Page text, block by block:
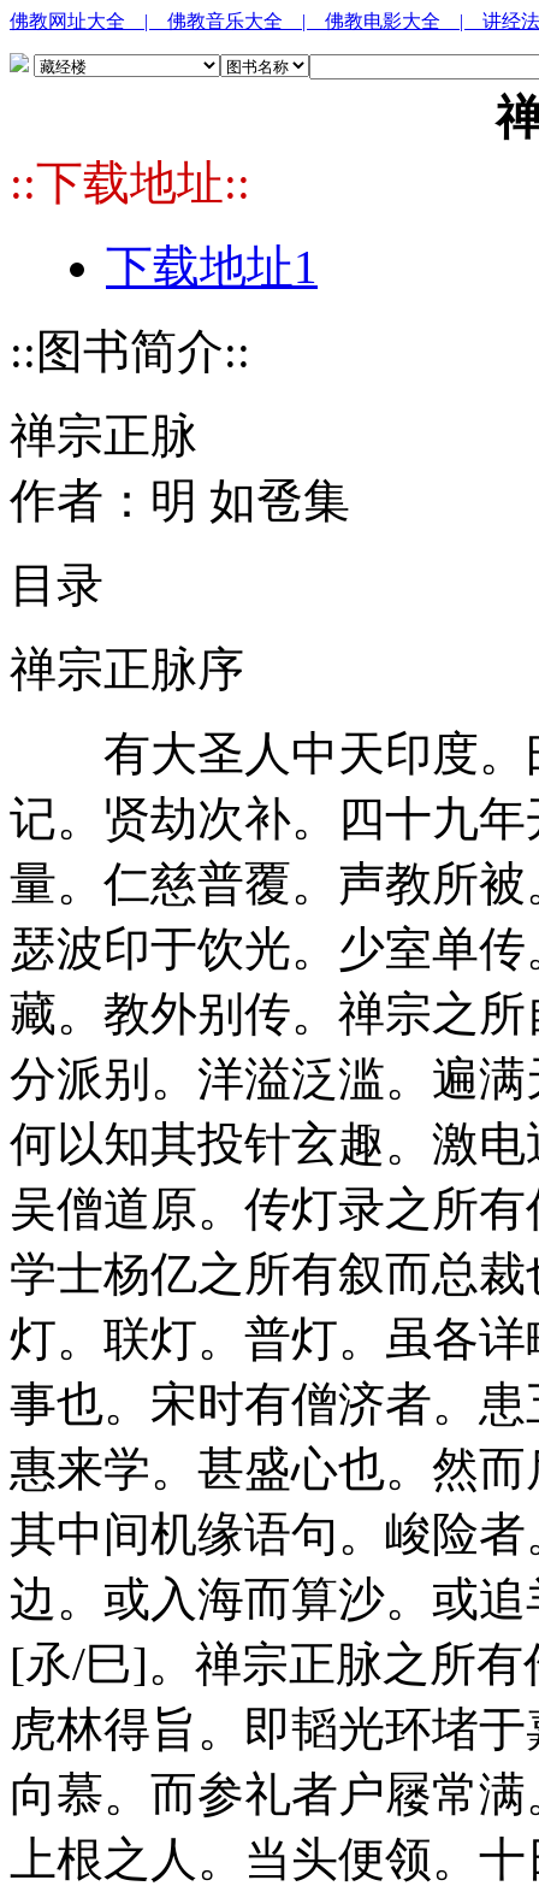
佛教网址大全 | 佛教音乐大全 | 佛教电影大全 | 讲经
::下载地址::
下载地址1
::图书简介::
禅宗正脉
作者：明 如卺集
目录
禅宗正脉序
有大圣人中天印度。
记。贤劫次补。四十九
量。仁慈普覆。声教所
瑟波印于饮光。少室单
藏。教外别传。禅宗之
分派别。洋溢泛滥。遍
何以知其投针玄趣。激
吴僧道原。传灯录之所
学士杨亿之所有叙而总
灯。联灯。普灯。虽各
事也。宋时有僧济者。
惠来学。甚盛心也。然
其中间机缘语句。峻险
边。或入海而算沙。或
[氶/巳]。禅宗正脉之所
虎林得旨。即韬光环堵
向慕。而参礼者户屦常
上根之人。当头便领。